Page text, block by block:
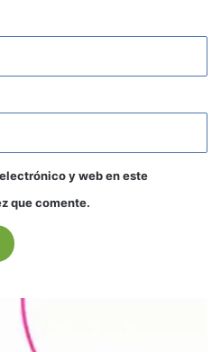
y web en este
que comente.